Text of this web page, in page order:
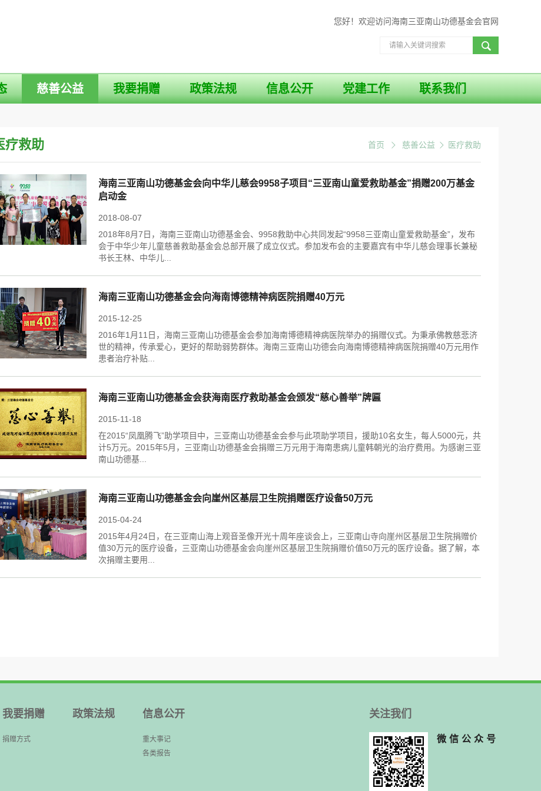
您好！欢迎访问海南三亚南山功德基金会官网
慈善公益 我要捐赠 政策法规 信息公开 党建工作 联系我们
疗救助 首页 慈善公益 医疗救助
海南三亚南山功德基金会向中华儿慈会9958子项目“三亚南山童爱救助基金”捐赠200万基金
启动金
2018-08-07
2018年8月7日，海南三亚南山功德基金会、9958救助中心共同发起“9958三亚南山童爱救助基金”，发布
会于中华少年儿童慈善救助基金会总部开展了成立仪式。参加发布会的主要嘉宾有中华儿慈会理事长兼秘
书长王林、中华儿...
海南三亚南山功德基金会向海南博德精神病医院捐赠40万元
2015-12-25
2016年1月11日，海南三亚南山功德基金会参加海南博德精神病医院举办的捐赠仪式。为秉承佛教慈悲济
世的精神，传承爱心，更好的帮助弱势群体。海南三亚南山功德会向海南博德精神病医院捐赠40万元用作
患者治疗补贴...
海南三亚南山功德基金会获海南医疗救助基金会颁发“慈心善举”牌匾
2015-11-18
在2015“凤凰腾飞”助学项目中，三亚南山功德基金会参与此项助学项目，援助10名女生，每人5000元，共
计5万元。2015年5月，三亚南山功德基金会捐赠三万元用于海南患病儿童韩朝光的治疗费用。为感谢三亚
南山功德基...
海南三亚南山功德基金会向崖州区基层卫生院捐赠医疗设备50万元
2015-04-24
2015年4月24日，在三亚南山海上观音圣像开光十周年座谈会上，三亚南山寺向崖州区基层卫生院捐赠价
值30万元的医疗设备，三亚南山功德基金会向崖州区基层卫生院捐赠价值50万元的医疗设备。据了解，本
次捐赠主要用...
我要捐赠
捐赠方式
政策法规 信息公开
重大事记
各类报告
关注我们
微信公众号